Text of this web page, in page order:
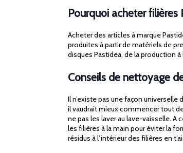
Pourquoi acheter
Acheter des articles à marque
produites à partir de matériels de
disques Pastidea, de la production à
Conseils de nettoyage
Il n’existe pas une façon
il vaudrait mieux commencer tout
ne pas les laver au lave-vaisselle.
les filières à la main pour éviter la
résidus à l’intérieur des filières en